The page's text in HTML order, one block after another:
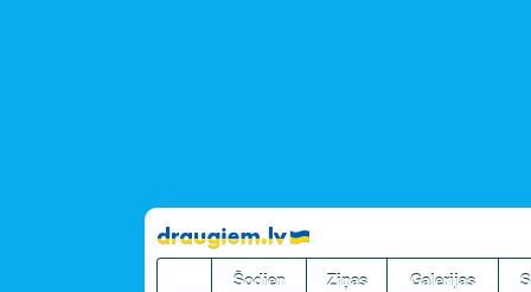
Pāriet
uz
saturu
Šodien Ziņas Galerijas